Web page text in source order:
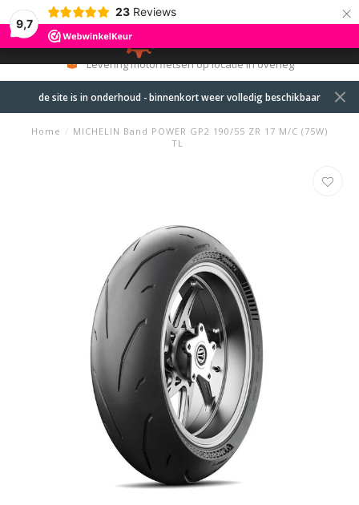
9,7
23 Reviews ×
MENU
0
Levering motorfietsen op locatie in overleg
de site is in onderhoud - binnenkort weer volledig beschikbaar
Home / MICHELIN Band POWER GP2 190/55 ZR 17 M/C (75W)
TL